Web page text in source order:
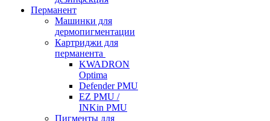
Перманент
Машинки для
дермопигментации
Картриджи для
перманента
KWADRON
Optima
Defender PMU
EZ PMU /
INKin PMU
Пигменты для